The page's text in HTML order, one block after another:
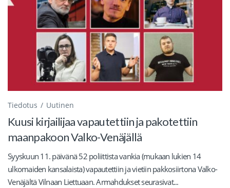
Tiedotus Uutinen
Kuusi kirjailijaa vapautettiin ja pakotettiin
maanpakoon Valko-Venäjällä
Syyskuun 11. päivänä 52 poliittista vankia (mukaan lukien 14
ulkomaiden kansalaista) vapautettiin ja vietiin pakkosiirtona Valko-
Venäjältä Vilnaan Liettuaan. Armahdukset seurasivat...